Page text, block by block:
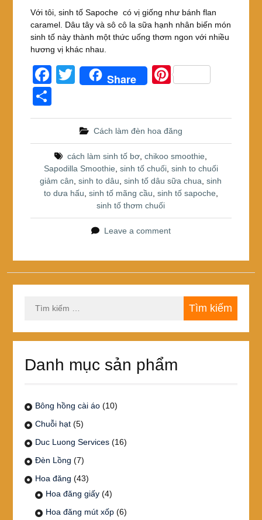
Với tôi, sinh tố Sapoche có vị giống như bánh flan
caramel. Dâu tây và sô cô la sữa hạnh nhân biến món
sinh tố này thành một thức uống thơm ngon với nhiều
hương vị khác nhau.
F
a
c
b
o
o
T
er
Share
Pi
e
st
h
e
Cách làm đèn hoa đăng
cách làm sinh tố bơ ,chikoo smoothie
Sapodilla Smoothie sinh tố chuối, sinh to chuối
giảm cân ,sinh to dâu ,sinh tố dâu sữa chua ,sinh
to dưa hấu sinh tố mãng cầu sinh tố sapoche
sinh tố thơm chuối
Leave a comment
kiếm
Danh mục sản phẩm
Bông hồng cài áo (10)
Chuỗi hạt (5)
Duc Luong Services (16)
Đèn Lồng (7)
Hoa đăng (43)
Hoa đăng giấy (4)
Hoa đăng mút xốp (6)